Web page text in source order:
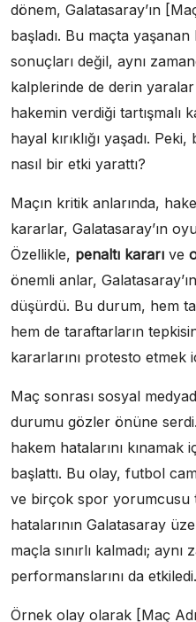
dönem, Galatasaray’ın
başladı. Bu maçta yaşanan
sonuçları değil, aynı
kalplerinde de derin
hakemin verdiği
hayal kırıklığı yaşadı.
nasıl bir etki yarattı?
Maçın kritik anlarında,
kararlar, Galatasaray’ın
Özellikle, penaltı kararı ve
önemli anlar,
düşürdü. Bu durum, hem
hem de taraftarların
kararlarını protesto etmek
Maç sonrası sosyal
durumu gözler önüne
hakem hatalarını
başlattı. Bu olay, futbol
ve birçok spor yorumcusu
hatalarının Galatasaray
maçla sınırlı kalmadı;
performanslarını da etkiledi.
Örnek olay olarak [Maç